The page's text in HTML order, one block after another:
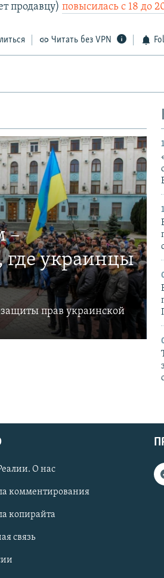
продавцу)повысилась с 18 до
Читать без VPN
–
где украинцы
защиты прав украинской
О нас
комментирования
копирайта
связь